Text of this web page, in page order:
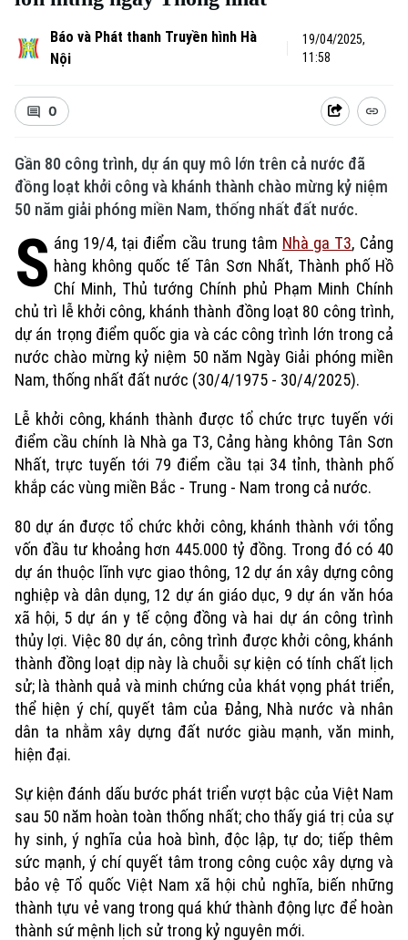
Báo và Phát thanh Truyền hình Hà
Nội
19/04/2025,
11:58
0
Gần 80 công trình, dự án quy mô lớn trên cả nước đã
đồng loạt khởi công và khánh thành chào mừng kỷ niệm
50 năm giải phóng miền Nam, thống nhất đất nước.
S áng 19/4, tại điểm cầu trung tâm Nhà ga T3, Cảng
hàng không quốc tế Tân Sơn Nhất, Thành phố Hồ
Chí Minh, Thủ tướng Chính phủ Phạm Minh Chính
chủ trì lễ khởi công, khánh thành đồng loạt 80 công trình,
dự án trọng điểm quốc gia và các công trình lớn trong cả
nước chào mừng kỷ niệm 50 năm Ngày Giải phóng miền
Nam, thống nhất đất nước (30/4/1975 - 30/4/2025).
Lễ khởi công, khánh thành được tổ chức trực tuyến với
điểm cầu chính là Nhà ga T3, Cảng hàng không Tân Sơn
Nhất, trực tuyến tới 79 điểm cầu tại 34 tỉnh, thành phố
khắp các vùng miền Bắc - Trung - Nam trong cả nước.
80 dự án được tổ chức khởi công, khánh thành với tổng
vốn đầu tư khoảng hơn 445.000 tỷ đồng. Trong đó có 40
dự án thuộc lĩnh vực giao thông, 12 dự án xây dựng công
nghiệp và dân dụng, 12 dự án giáo dục, 9 dự án văn hóa
xã hội, 5 dự án y tế cộng đồng và hai dự án công trình
thủy lợi. Việc 80 dự án, công trình được khởi công, khánh
thành đồng loạt dịp này là chuỗi sự kiện có tính chất lịch
sử; là thành quả và minh chứng của khát vọng phát triển,
thể hiện ý chí, quyết tâm của Đảng, Nhà nước và nhân
dân ta nhằm xây dựng đất nước giàu mạnh, văn minh,
hiện đại.
Sự kiện đánh dấu bước phát triển vượt bậc của Việt Nam
sau 50 năm hoàn toàn thống nhất; cho thấy giá trị của sự
hy sinh, ý nghĩa của hoà bình, độc lập, tự do; tiếp thêm
sức mạnh, ý chí quyết tâm trong công cuộc xây dựng và
bảo vệ Tổ quốc Việt Nam xã hội chủ nghĩa, biến những
thành tựu vẻ vang trong quá khứ thành động lực để hoàn
thành sứ mệnh lịch sử trong kỷ nguyên mới.